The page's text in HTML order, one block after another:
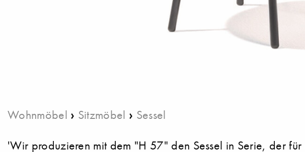
Wohnmöbel › Sitzmöbel › Sessel
'Wir produzieren mit dem "H 57" den Sessel in Serie, der